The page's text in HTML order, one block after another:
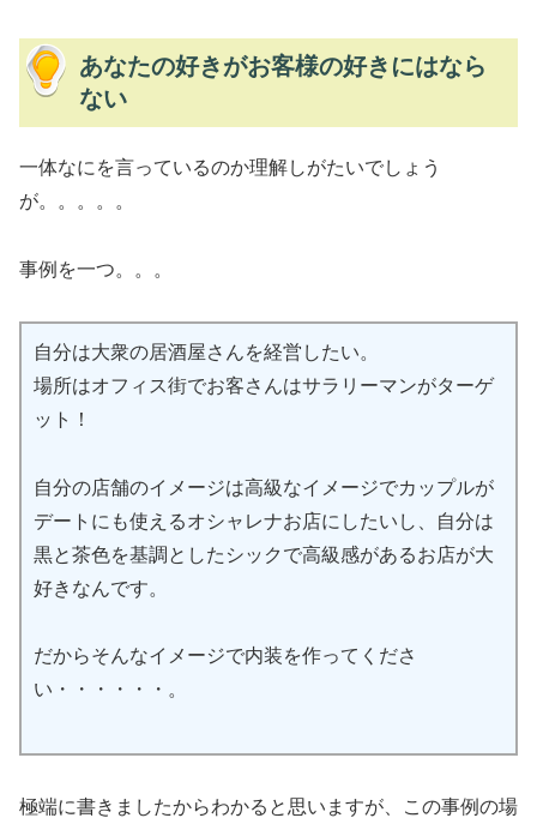
あなたの好きがお客様の好きにはなら
ない
一体なにを言っているのか理解しがたいでしょう
が。。。。。
事例を一つ。。。
自分は大衆の居酒屋さんを経営したい。
場所はオフィス街でお客さんはサラリーマンがターゲ
ット！
自分の店舗のイメージは高級なイメージでカップルが
デートにも使えるオシャレナお店にしたいし、自分は
黒と茶色を基調としたシックで高級感があるお店が大
好きなんです。
だからそんなイメージで内装を作ってくださ
い・・・・・・。
極端に書きましたからわかると思いますが、この事例の場